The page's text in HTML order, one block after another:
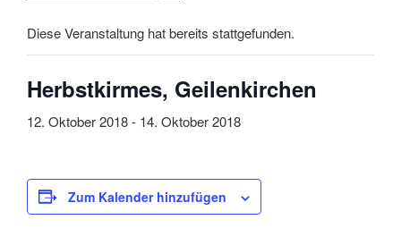
Diese Veranstaltung hat bereits stattgefunden.
Herbstkirmes, Geilenkirchen
12. Oktober 2018- 14. Oktober 2018
Zum Kalender hinzufügen